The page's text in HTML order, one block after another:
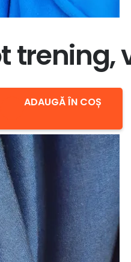
trening,
ADAUGĂ ÎN COȘ